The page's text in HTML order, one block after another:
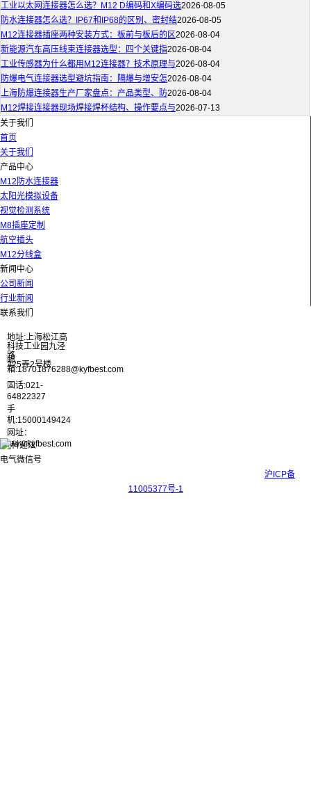
工业以太网连接器怎么选？M12 D编码和X编码选2026-08-05
防水连接器怎么选？IP67和IP68的区别、密封结2026-08-05
M12连接器插座两种安装方式：板前与板后的区2026-08-04
新能源汽车高压线束连接器选型：四个关键指2026-08-04
工业传感器为什么都用M12连接器？技术原理与2026-08-04
防爆电气连接器选型避坑指南：隔爆与增安怎2026-08-04
上海防爆连接器生产厂家盘点：产品类型、防2026-08-04
M12焊接连接器现场焊接焊杯结构、操作要点与2026-07-13
关于我们
首页
关于我们
产品中心
M12防水连接器
太阳光模拟设备
视觉检测系统
M8插座定制
航空插头
M12分线盒
新闻中心
公司新闻
行业新闻
联系我们
地址:上海松江高
科技工业园九泾
路
325弄2号楼
邮
箱:18701876288@kyfbest.com
固话:021-
64822327
手
机:15000149424
网址：
www.kyfbest.com
沪ICP备
11005377号-1